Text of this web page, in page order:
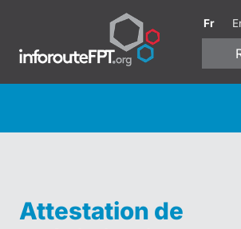
Fr
Attestation de